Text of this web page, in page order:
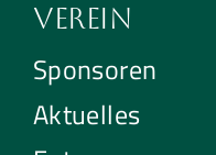
Verein
Sponsoren
Aktuelles